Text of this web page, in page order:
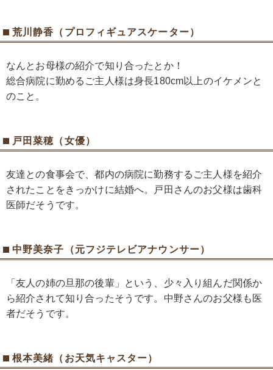
荒川静香（プロフィギュアスケーター）
なんとお母様の紹介で知り合ったとか！
総合病院に勤めるご主人様は身長180cm以上のイケメンと
のこと。
戸田菜穂（女優）
友達との食事会で、都内の病院に勤務するご主人様を紹介
されたことをきっかけに結婚へ。戸田さんのお父様は歯科
医師だそうです。
中野美奈子（元フジテレビアナウンサー）
「友人の姉の旦那の後輩」という、少々入り組んだ関係か
ら紹介されて知り合ったそうです。中野さんのお父様も医
者だそうです。
根本美緒（お天気キャスター）